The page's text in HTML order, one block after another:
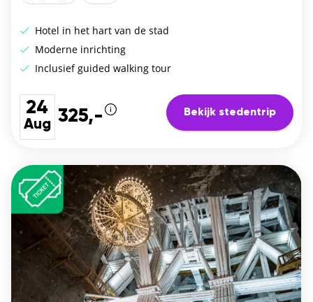
Hotel in het hart van de stad
Moderne inrichting
Inclusief guided walking tour
24
Aug 325,- Bekijk stedentrip